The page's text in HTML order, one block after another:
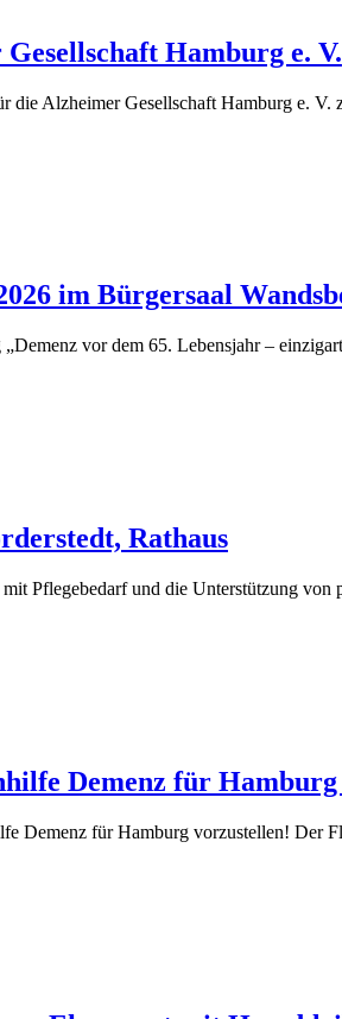
Hamburg e. V.
Alzheimer Gesellschaft Hamburg e. V.
im Bürgersaal
vor dem 65. Lebensjahr –
Rathaus
Pflegebedarf und die Unterstützung von
Demenz für Hamburg
Demenz für Hamburg vorzustellen! Der